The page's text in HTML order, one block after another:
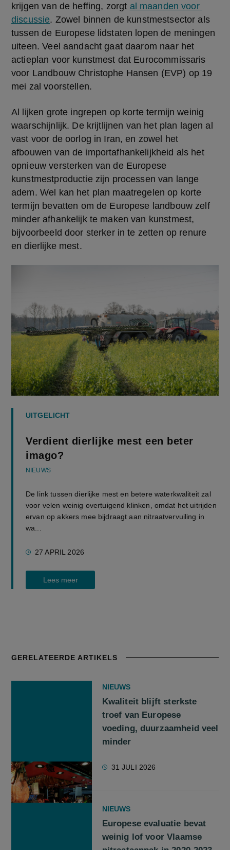
krijgen van de heffing, zorgt al maanden voor
discussie. Zowel binnen de kunstmestsector als
tussen de Europese lidstaten lopen de meningen
uiteen. Veel aandacht gaat daarom naar het
actieplan voor kunstmest dat Eurocommissaris
voor Landbouw Christophe Hansen (EVP) op 19
mei zal voorstellen.
Al lijken grote ingrepen op korte termijn weinig
waarschijnlijk. De krijtlijnen van het plan lagen al
vast voor de oorlog in Iran, en zowel het
afbouwen van de importafhankelijkheid als het
opnieuw versterken van de Europese
kunstmestproductie zijn processen van lange
adem. Wel kan het plan maatregelen op korte
termijn bevatten om de Europese landbouw zelf
minder afhankelijk te maken van kunstmest,
bijvoorbeeld door sterker in te zetten op renure
en dierlijke mest.
UITGELICHT
Verdient dierlijke mest een beter
imago?
NIEUWS
De link tussen dierlijke mest en betere waterkwaliteit zal
voor velen weinig overtuigend klinken, omdat het uitrijden
ervan op akkers mee bijdraagt aan nitraatvervuiling in
wa...
27 APRIL 2026
Lees meer
GERELATEERDE ARTIKELS
NIEUWS
Kwaliteit blijft sterkste
troef van Europese
voeding, duurzaamheid veel
minder
31 JULI 2026
NIEUWS
Europese evaluatie bevat
weinig lof voor Vlaamse